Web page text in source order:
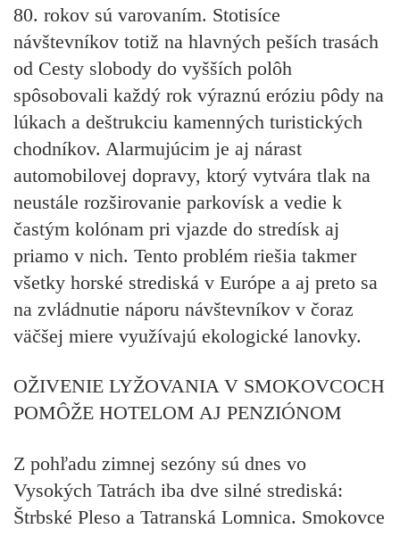
80. rokov sú varovaním. Stotisíce
návštevníkov totiž na hlavných peších trasách
od Cesty slobody do vyšších polôh
spôsobovali každý rok výraznú eróziu pôdy na
lúkach a deštrukciu kamenných turistických
chodníkov. Alarmujúcim je aj nárast
automobilovej dopravy, ktorý vytvára tlak na
neustále rozširovanie parkovísk a vedie k
častým kolónam pri vjazde do stredísk aj
priamo v nich. Tento problém riešia takmer
všetky horské strediská v Európe a aj preto sa
na zvládnutie náporu návštevníkov v čoraz
väčšej miere využívajú ekologické lanovky.
OŽIVENIE LYŽOVANIA V SMOKOVCOCH
POMÔŽE HOTELOM AJ PENZIÓNOM
Z pohľadu zimnej sezóny sú dnes vo
Vysokých Tatrách iba dve silné strediská:
Štrbské Pleso a Tatranská Lomnica. Smokovce